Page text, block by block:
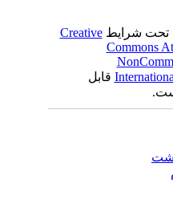
تحت شرایطCreative
Commons
قابل